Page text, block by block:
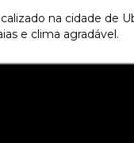
na cidade de
e clima agradável.